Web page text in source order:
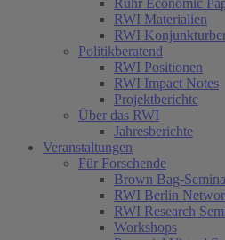
Ruhr Economic
RWI Materialien
RWI
Politikberatend
RWI Positionen
RWI Impact Notes
Projektberichte
Über das RWI
Jahresberichte
Veranstaltungen
Für Forschende
Brown Bag-
RWI Berlin
RWI Research
Workshops